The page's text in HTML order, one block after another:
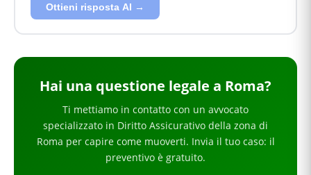
Ottieni risposta AI →
Hai una questione legale a Roma?
Ti mettiamo in contatto con un avvocato
specializzato in Diritto Assicurativo della zona di
Roma per capire come muoverti. Invia il tuo caso: il
preventivo è gratuito.